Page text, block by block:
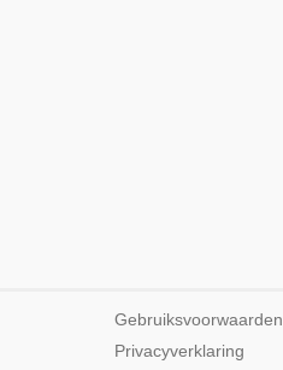
Gebruiksvoorwaarden
Privacyverklaring